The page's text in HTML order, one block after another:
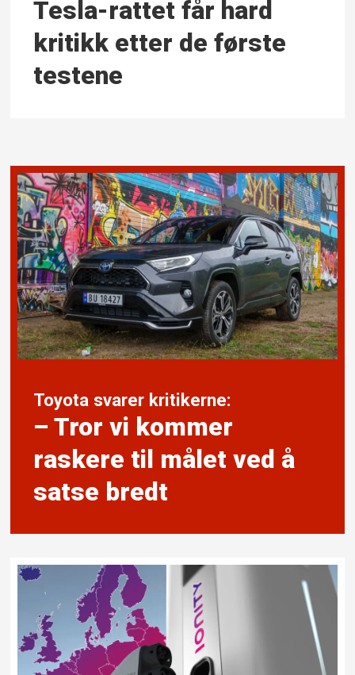
Tesla-rattet får hard
kritikk etter de første
testene
Toyota svarer kritikerne:
– Tror vi kommer
raskere til målet ved å
satse bredt